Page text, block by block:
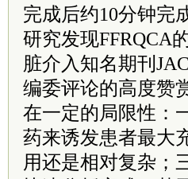
完成后约10分钟完
研究发现FFRQCA
脏介入知名期刊
编委评论的高度赞
在一定的局限性：
药来诱发患者最大
用还是相对复杂；